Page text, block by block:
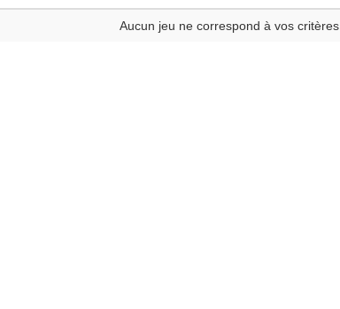
Aucun jeu ne correspond à vos critères.